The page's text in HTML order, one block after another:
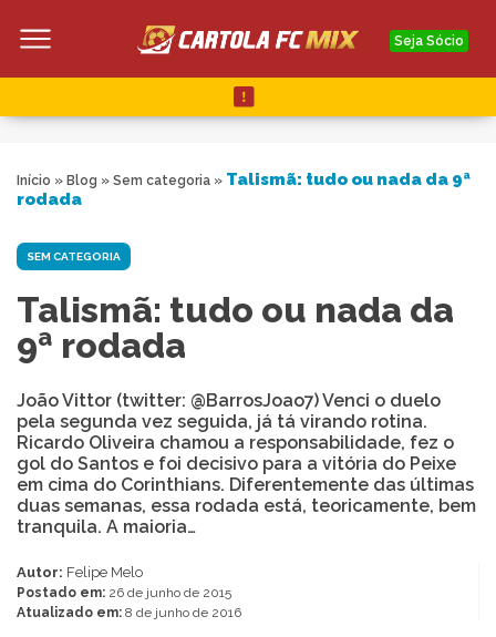
Seja Sócio
Início » Blog » Sem categoria » Talismã: tudo ou nada da 9ª
rodada
SEM CATEGORIA
Talismã: tudo ou nada da
9ª rodada
João Vittor (twitter: @BarrosJoao7) Venci o duelo
pela segunda vez seguida, já tá virando rotina.
Ricardo Oliveira chamou a responsabilidade, fez o
gol do Santos e foi decisivo para a vitória do Peixe
em cima do Corinthians. Diferentemente das últimas
duas semanas, essa rodada está, teoricamente, bem
tranquila. A maioria…
Autor: Felipe Melo
Postado em: 26 de junho de 2015
Atualizado em: 8 de junho de 2016